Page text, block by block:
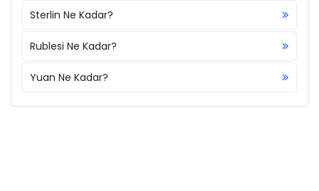
Sterlin Ne Kadar?
Rublesi Ne Kadar?
Yuan Ne Kadar?